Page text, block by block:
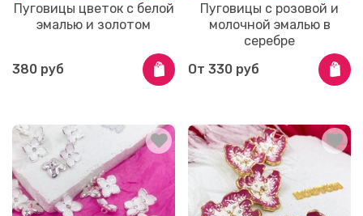
Пуговицы цветок с белой
эмалью и золотом
380 руб
Пуговицы с розовой и
молочной эмалью в
серебре
От 330 руб